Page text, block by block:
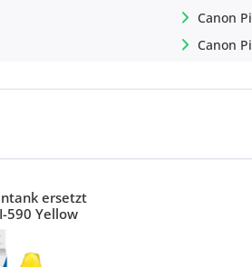
Canon
Canon
ersetzt
590 Yellow